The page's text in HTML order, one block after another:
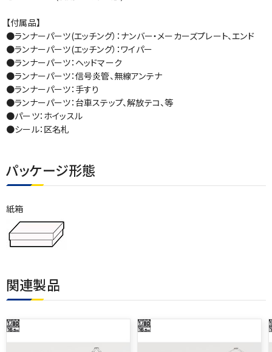
【付属品】
●ランナーパーツ(エッチング）：ナンバー・メーカーズプレート、エンド
●ランナーパーツ(エッチング）：ワイパー
●ランナーパーツ：ヘッドマーク
●ランナーパーツ：信号炎管、無線アンテナ
●ランナーパーツ：手すり
●ランナーパーツ：台車ステップ、解放テコ、等
●パーツ：ホイッスル
●シール：区名札
パッケージ形態
紙箱
関連製品